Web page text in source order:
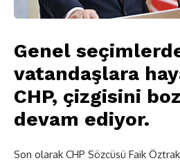
Genel
vatandaşlara
CHP, çizgisini
devam ediyor.
Son olarak CHP Sözcüsü Faik